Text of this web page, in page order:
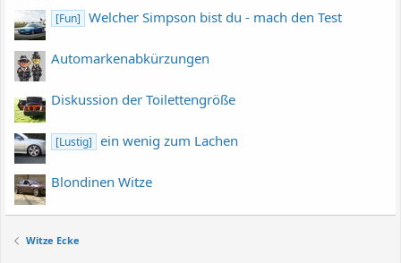
[Fun] Welcher Simpson bist du - mach den Test
Automarkenabkürzungen
Diskussion der Toilettengröße
[Lustig] ein wenig zum Lachen
Blondinen Witze
Witze Ecke